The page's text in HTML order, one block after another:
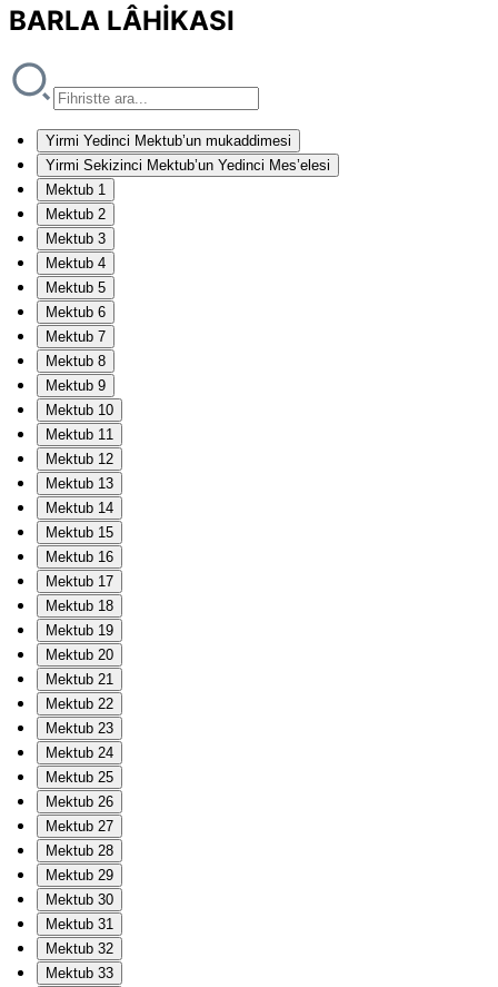
BARLA LÂHİKASI
Yirmi Yedinci Mektub’un mukaddimesi
Yirmi Sekizinci Mektub’un Yedinci Mes’elesi
Mektub 1
Mektub 2
Mektub 3
Mektub 4
Mektub 5
Mektub 6
Mektub 7
Mektub 8
Mektub 9
Mektub 10
Mektub 11
Mektub 12
Mektub 13
Mektub 14
Mektub 15
Mektub 16
Mektub 17
Mektub 18
Mektub 19
Mektub 20
Mektub 21
Mektub 22
Mektub 23
Mektub 24
Mektub 25
Mektub 26
Mektub 27
Mektub 28
Mektub 29
Mektub 30
Mektub 31
Mektub 32
Mektub 33